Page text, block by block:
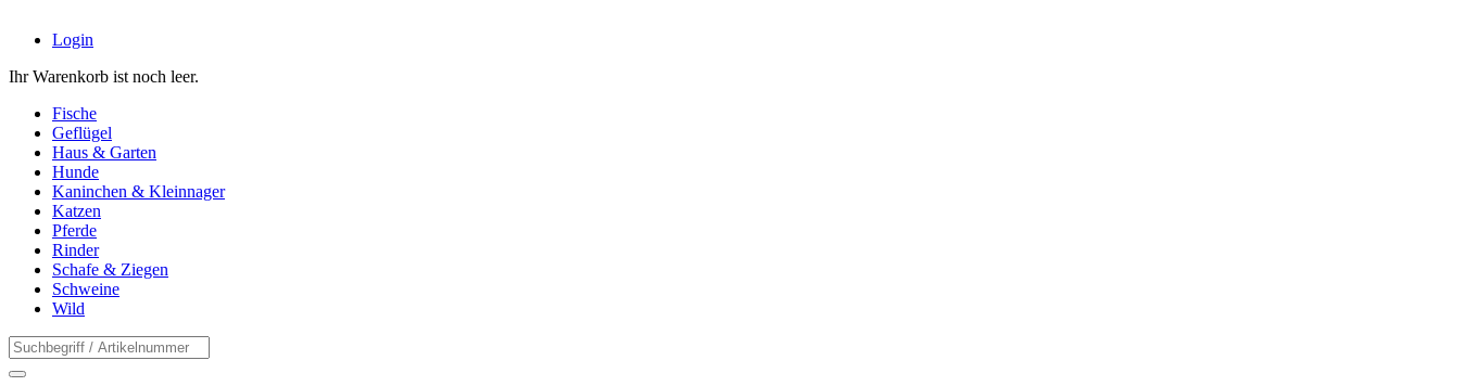
Login
Ihr Warenkorb ist noch leer.
Fische
Geflügel
Haus & Garten
Hunde
Kaninchen & Kleinnager
Katzen
Pferde
Rinder
Schafe & Ziegen
Schweine
Wild